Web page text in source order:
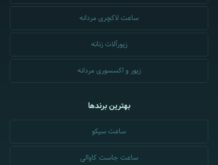
ساعت لاکچری مردانه
زیورآلات زنانه
زیور و اکسسوری مردانه
بهترین برندها
ساعت سیکو
ساعت جاست کاوالی